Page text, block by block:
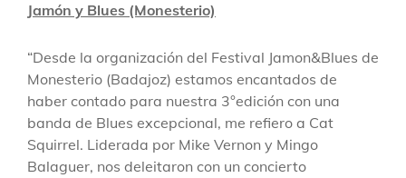
Jamón y Blues (Monesterio)
“Desde la organización del Festival Jamon&Blues de
Monesterio (Badajoz) estamos encantados de
haber contado para nuestra 3°edición con una
banda de Blues excepcional, me refiero a Cat
Squirrel. Liderada por Mike Vernon y Mingo
Balaguer, nos deleitaron con un concierto